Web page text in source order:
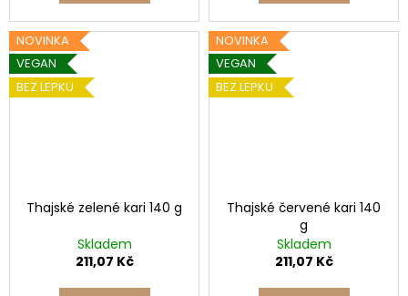
NOVINKA
VEGAN
BEZ LEPKU
Thajské zelené kari 140 g
Skladem
211,07 Kč
NOVINKA
VEGAN
BEZ LEPKU
Thajské červené kari 140
g
Skladem
211,07 Kč